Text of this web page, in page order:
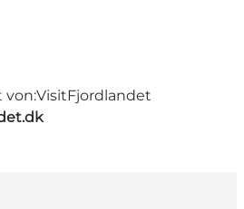
von:VisitFjordlandet